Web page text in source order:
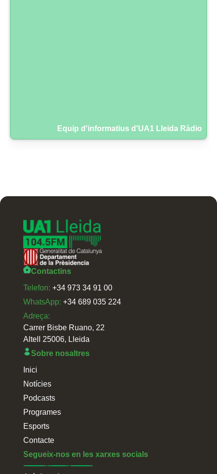
Equip d'informatius d'UA1 Lleida Ràdio
Contactins
Telefon: +34 973 34 91 00
WhatsApp: +34 689 035 224
Adreça:
Carrer Bisbe Ruano, 22
Altell 25006, Lleida
Sobre nosaltres
Inici
Notícies
Podcasts
Programes
Esports
Contacte
Segueix-nos en les xarxes socials